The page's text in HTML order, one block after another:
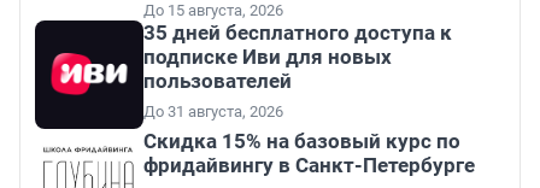
До 15 августа, 2026
35 дней бесплатного доступа к
подписке Иви для новых
пользователей
До 31 августа, 2026
Скидка 15% на базовый курс по
фридайвингу в Санкт-Петербурге